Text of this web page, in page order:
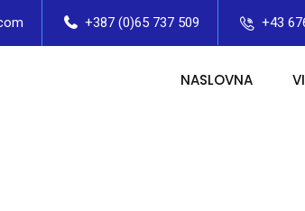
+387 (0)65 737 509 +43
NASLOVNA